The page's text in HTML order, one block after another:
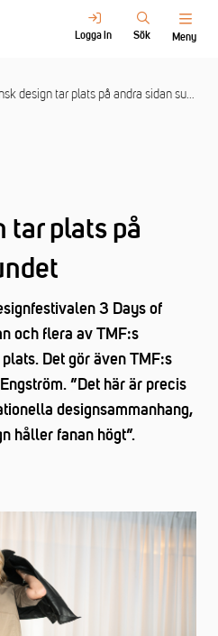
Logga in Sök Meny
design tar plats på andra sidan sundet
tar plats på
3 Days of
och flera av TMF:s
Det gör även TMF:s
”Det här är precis
designsammanhang,
håller fanan högt”.